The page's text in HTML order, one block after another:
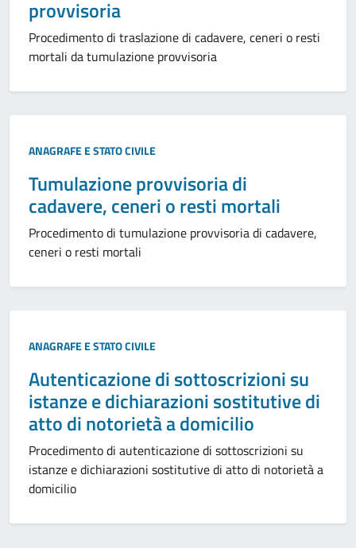
provvisoria
Procedimento di traslazione di cadavere, ceneri o resti
mortali da tumulazione provvisoria
ANAGRAFE E STATO CIVILE
Tumulazione provvisoria di
cadavere, ceneri o resti mortali
Procedimento di tumulazione provvisoria di cadavere,
ceneri o resti mortali
ANAGRAFE E STATO CIVILE
Autenticazione di sottoscrizioni su
istanze e dichiarazioni sostitutive di
atto di notorietà a domicilio
Procedimento di autenticazione di sottoscrizioni su
istanze e dichiarazioni sostitutive di atto di notorietà a
domicilio